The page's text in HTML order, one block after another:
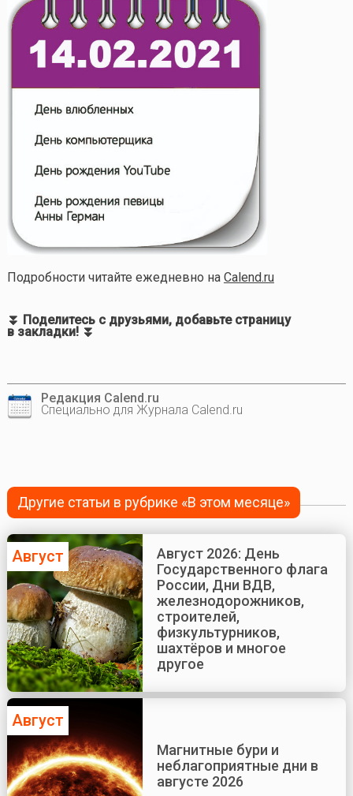
Подробности читайте ежедневно на Calend.ru
⏬ Поделитесь с друзьями, добавьте страницу
в закладки! ⏬
Редакция Calend.ru
Специально для Журнала Calend.ru
Другие статьи в рубрике «В этом месяце»
Август
Август 2026: День
Государственного флага
России, Дни ВДВ,
железнодорожников,
строителей,
физкультурников,
шахтёров и многое
другое
Август
Магнитные бури и
неблагоприятные дни в
августе 2026